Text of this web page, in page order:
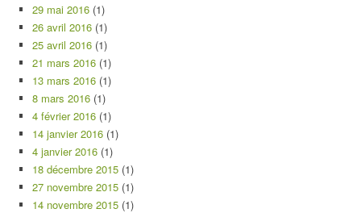
29 mai 2016 (1)
26 avril 2016 (1)
25 avril 2016 (1)
21 mars 2016 (1)
13 mars 2016 (1)
8 mars 2016 (1)
4 février 2016 (1)
14 janvier 2016 (1)
4 janvier 2016 (1)
18 décembre 2015 (1)
27 novembre 2015 (1)
14 novembre 2015 (1)